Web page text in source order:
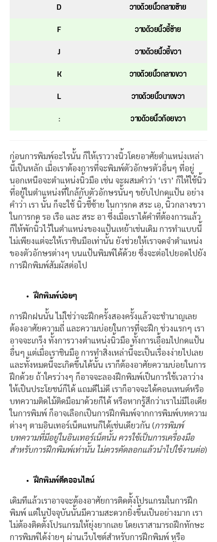
D
วางด้วยนิ้วกลางซ้าย
F
วางด้วยนิ้วชี้ซ้าย
J
วางด้วยนิ้วชี้ขวา
K
วางด้วยนิ้วกลางขวา
L
วางด้วยนิ้วนางขวา
:
วางด้วยนิ้วก้อยขวา
ก่อนการพิมพ์อะไรนั้น ก็ให้เราวางนิ้วโดยอาศัยตำแหน่งเหล่า
นี้เป็นหลัก เมื่อเราต้องการที่จะพิมพ์ตัวอักษรตัวอื่นๆ ที่อยู่
นอกเหนือจะตำแหน่งนิ้วมือ เช่น จะผสมคำว่า ‘เรา’ ก็ให้ใช้นิ้ว
ที่อยู้ในตำแหน่งที่ใกล้กับตัวอักษรนั้นๆ ขยับไปกดแป้น อย่าง
คำว่า เรา นั้น ก็จะใช้ นิ้วชี้ซ้าย ในการกด สระ เอ, นิ้วกลางขวา
ในการกด รอ เรือ และ สระ อา ซึ่งเมื่อเราได้คำที่ต้องการแล้ว
ก็ให้พักนิ้วไว้ในตำแหน่งของแป้นเหย้าเช่นเดิม การทำแบบนี้
ไม่เพียงแต่จะให้เราชินมือเท่านั้น ยังช่วยให้เราจดจำตำแหน่ง
ของตัวอักษรต่างๆ บนแป้นพิมพ์ได้ด้วย ซึ่งจะต่อไปยอดไปยัง
การฝึกพิมพ์สัมผัสต่อไป
ฝึกพิมพ์บ่อยๆ
การฝึกฝนนั้น ไม่ใช่ว่าจะฝึกครั้งสองครั้งแล้วจะชำนาญเลย
ต้องอาศัยความถี่ และความบ่อยในการที่จะฝึก ช่วงแรกๆ เรา
อาจจะเกร็ง ทั้งการวางตำแหน่งนิ้วมือ ทั้งการเอื้อมไปกดแป้น
อื่นๆ แต่เมื่อเราชินมือ การทำสิ่งเหล่านี้จะเป็นเรื่องง่ายไปเลย
และทั้งหมดนี้จะเกิดขึ้นได้นั้น เราก็ต้องอาศัยความบ่อยในการ
ฝึกด้วย ถ้าใครว่างๆ ก็อาจจะลองฝึกพิมพ์เป็นการใช้เวลาว่าง
ให้เป็นประโยชน์ก็ได้ แถมดีไม่ดี เราก็อาจจะได้คอนเทนต์หรือ
บทความติดไม้ติดมือมาด้วยก็ได้ หรือหากรู้สึกว่าเราไม่มีไอเดีย
ในการพิมพ์ ก็อาจเลือกเป็นการฝึกพิมพ์จากการพิมพ์บทความ
ต่างๆ ตามอินเทอร์เน็ตแทนก็ได้เช่นเดียวกัน (การพิมพ์
บทความที่มีอยู่ในอินเทอร์เน็ตนั้น ควรใช้เป็นการเครื่องมือ
สำหรับการฝึกพิมพ์เท่านั้น ไม่ควรคัดลอกแล้วนำไปใช้งานต่อ)
ฝึกพิมพ์ดีดออนไลน์
เดิมทีแล้วเราอาจจะต้องอาศัยการติดตั้งโปรแกรมในการฝึก
พิมพ์ แต่ในปัจจุบันนั้นมีความสะดวกยิ่งขึ้นเป็นอย่างมาก เรา
ไม่ต้องติดตั้งโปรแกรมให้ยุ่งยากเลย โดยเราสามารถฝึกทักษะ
การพิมพ์ได้ง่ายๆ ผ่านเว็บไซต์สำหรับการฝึกพิมพ์ หรือ